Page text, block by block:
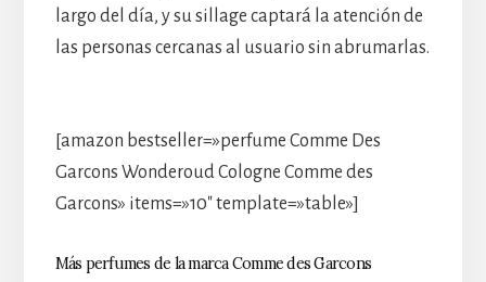
largo del día, y su sillage captará la atención de
las personas cercanas al usuario sin abrumarlas.
[amazon bestseller=»perfume Comme Des
Garcons Wonderoud Cologne Comme des
Garcons» items=»10″ template=»table»]
Más perfumes de la marca Comme des Garcons